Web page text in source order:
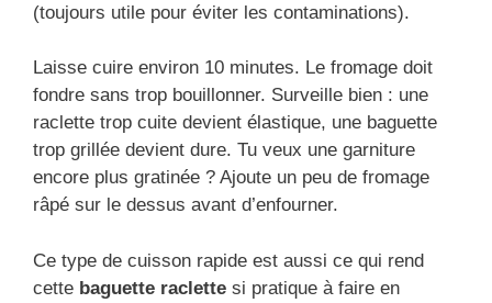
(toujours utile pour éviter les contaminations).
Laisse cuire environ 10 minutes. Le fromage doit
fondre sans trop bouillonner. Surveille bien : une
raclette trop cuite devient élastique, une baguette
trop grillée devient dure. Tu veux une garniture
encore plus gratinée ? Ajoute un peu de fromage
râpé sur le dessus avant d’enfourner.
Ce type de cuisson rapide est aussi ce qui rend
cette baguette raclette si pratique à faire en